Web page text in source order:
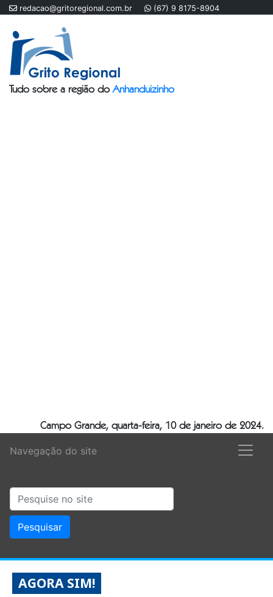
redacao@gritoregional.com.br (67) 9 8175-8904
Tudo sobre a região doAnhanduizinho
Campo Grande, quarta-feira, 10 de janeiro de 2024.
Navegação do site
AGORA SIM!